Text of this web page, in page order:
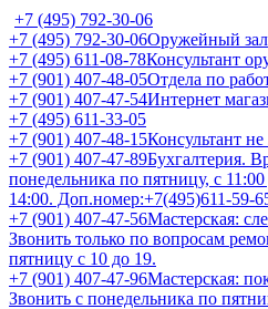
+7 (495) 792-30-06
+7 (495) 792-30-06Оружейный зал
+7 (495) 611-08-78Консультант
+7 (901) 407-48-05Отдела по
+7 (901) 407-47-54Интернет
+7 (495) 611-33-05
+7 (901) 407-48-15Консультант
+7 (901) 407-47-89Бухгалтерия.
понедельника по пятницу, с
14:00. Доп.номер:+7(495)611-59-
+7 (901) 407-47-56Мастерская:
Звонить только по вопросам
пятницу с 10 до 19.
+7 (901) 407-47-96Мастерская:
Звонить с понедельника по